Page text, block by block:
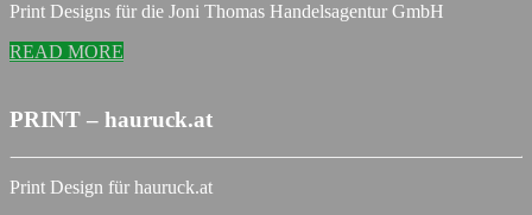
Print Designs für die Joni Thomas Handelsagentur GmbH
READ MORE
PRINT – hauruck.at
Print Design für hauruck.at